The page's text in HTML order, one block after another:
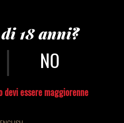
18 anni?
| NO
devi essere maggiorenne